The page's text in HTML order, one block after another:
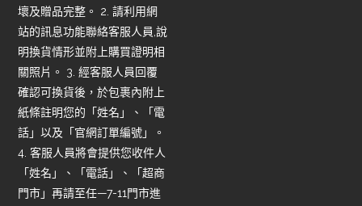
壞及贈品完整。 2. 請利用網
站的訊息功能聯絡客服人員,說
明換貨情形並附上購買證明相
關照片。 3. 經客服人員回覆
確認可換貨後，於包裹內附上
紙條註明您的「姓名」、「電
話」以及「官網訂單編號」。
4. 客服人員將會提供您收件人
「姓名」、「電話」、「超商
門市」再請至任—7-11門市進